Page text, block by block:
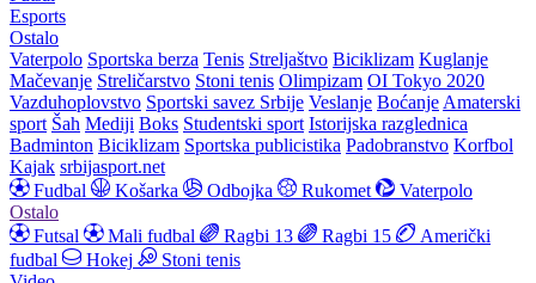
Esports
Ostalo
Vaterpolo Sportska berza Tenis Streljaštvo Biciklizam Kuglanje
Mačevanje Streličarstvo Stoni tenis Olimpizam OI Tokyo 2020
Vazduhoplovstvo Sportski savez Srbije Veslanje Boćanje Amaterski
sport Šah Mediji Boks Studentski sport Istorijska razglednica
Badminton Biciklizam Sportska publicistika Padobranstvo Korfbol
Kajak srbijasport.net
Fudbal
Košarka Odbojka Rukomet
Vaterpolo
Ostalo
Futsal
Mali fudbal Ragbi 13 Ragbi 15
Američki
fudbal
Hokej
Stoni tenis